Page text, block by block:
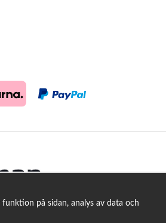
på sidan, analys av data och